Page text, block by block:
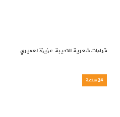
قراءات شعرية للاديبة عزيزة لعميري
24 ساعة